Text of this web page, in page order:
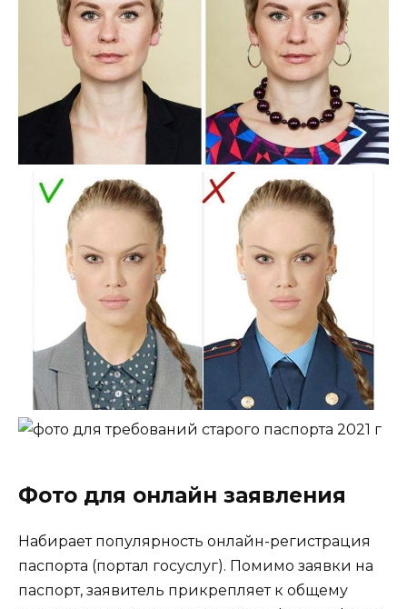
Фото для онлайн заявления
Набирает популярность онлайн-регистрация
паспорта (портал госуслуг). Помимо заявки на
паспорт, заявитель прикрепляет к общему